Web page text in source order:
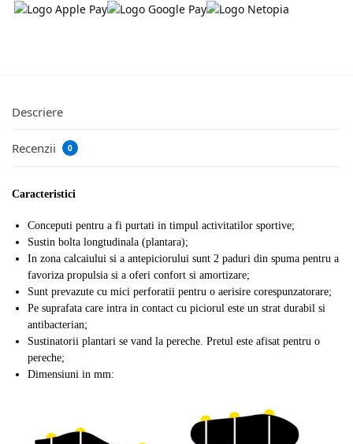
Descriere
Recenzii 0
Caracteristici
Conceputi pentru a fi purtati in timpul activitatilor sportive;
Sustin bolta longtudinala (plantara);
In zona calcaiului si a antepiciorului sunt 2 paduri din spuma pentru a
favoriza propulsia si a oferi confort si amortizare;
Sunt prevazute cu mici perforatii pentru o aerisire corespunzatorare;
Pe suprafata care intra in contact cu piciorul este un strat durabil si
antibacterian;
Sustinatorii plantari se vand la pereche. Pretul este afisat pentru o
pereche;
Dimensiuni in mm: